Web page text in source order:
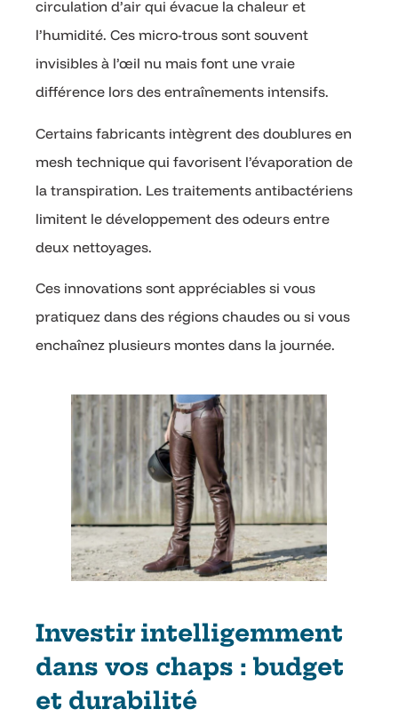
circulation d’air qui évacue la chaleur et
l’humidité. Ces micro-trous sont souvent
invisibles à l’œil nu mais font une vraie
différence lors des entraînements intensifs.
Certains fabricants intègrent des doublures en
mesh technique qui favorisent l’évaporation de
la transpiration. Les traitements antibactériens
limitent le développement des odeurs entre
deux nettoyages.
Ces innovations sont appréciables si vous
pratiquez dans des régions chaudes ou si vous
enchaînez plusieurs montes dans la journée.
Investir intelligemment
dans vos chaps : budget
et durabilité